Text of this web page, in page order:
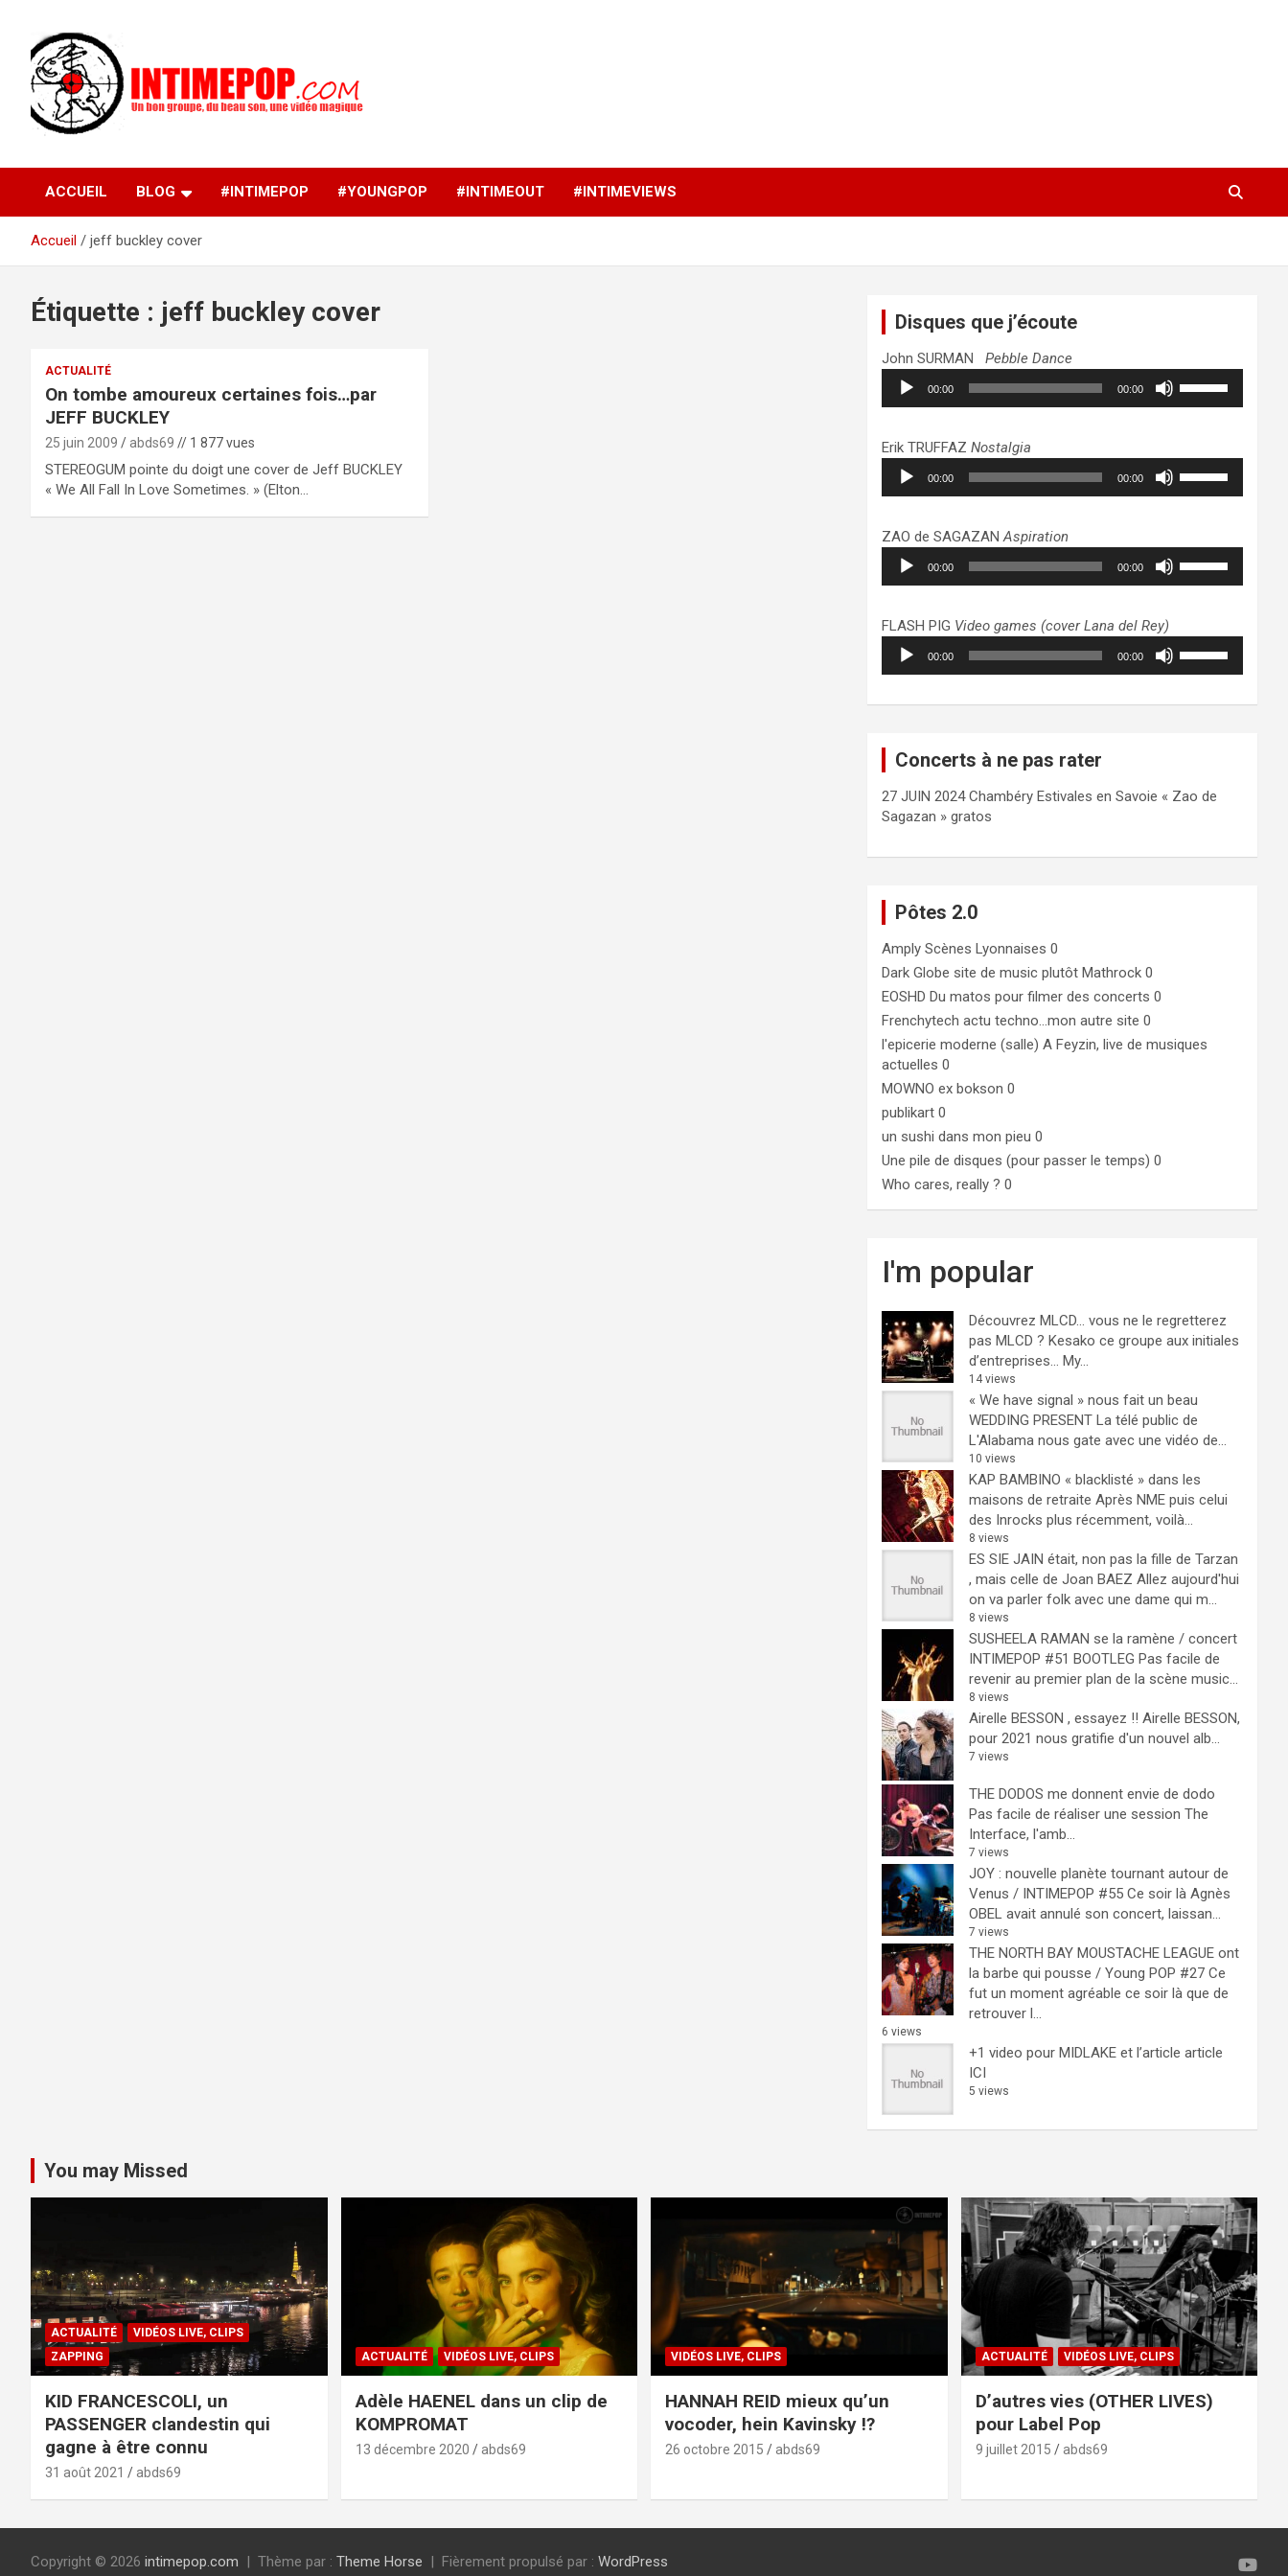
contenu
intimepop.com
musiques actuelles pop rock, post-rock, indé sur Lyon. rock pop
concert lyon
ACCUEIL BLOG #INTIMEPOP #YOUNGPOP #INTIMEOUT #INTIMEVIEWS
Accueil jeff buckley cover
Étiquette : jeff buckley cover
ACTUALITÉ
On tombe amoureux certaines fois…par
JEFF BUCKLEY
25 juin 2009 abds69 // 1 877 vues
STEREOGUM pointe du doigt une cover de Jeff BUCKLEY
« We All Fall In Love Sometimes. » (Elton…
Disques que j’écoute
John SURMANPebble Dance
Lecteur
audio
00:00 00:00
pour
augmenter
ou
volume.
Erik TRUFFAZNostalgia
Lecteur
audio
00:00 00:00
pour
augmenter
ou
volume.
ZAO de SAGAZANAspiration
Lecteur
audio
00:00 00:00
pour
augmenter
ou
FLASH PIG Video games (cover Lana del Rey)
Lecteur
audio
00:00 00:00
haut/bas
le
Concerts à ne pas rater
27 JUIN 2024 Chambéry Estivales en Savoie « Zao de
Sagazan » gratos
Pôtes 2.0
Amply Scènes Lyonnaises 0
Dark Globe site de music plutôt Mathrock 0
EOSHD Du matos pour filmer des concerts 0
Frenchytech actu techno…mon autre site 0
l'epicerie moderne (salle) A Feyzin, live de musiques
actuelles 0
MOWNO ex bokson 0
publikart 0
un sushi dans mon pieu 0
Une pile de disques (pour passer le temps) 0
Who cares, really ? 0
I'm popular
Découvrez MLCD… vous ne le regretterez
pas MLCD ? Kesako ce groupe aux initiales
d’entreprises… My...
14 views
« We have signal » nous fait un beau
WEDDING PRESENT La télé public de
L'Alabama nous gate avec une vidéo de...
10 views
KAP BAMBINO « blacklisté » dans les
maisons de retraite Après NME puis celui
des Inrocks plus récemment, voilà...
8 views
ES SIE JAIN était, non pas la fille de Tarzan
, mais celle de Joan BAEZ Allez aujourd'hui
on va parler folk avec une dame qui m...
8 views
SUSHEELA RAMAN se la ramène / concert
INTIMEPOP #51 BOOTLEG Pas facile de
revenir au premier plan de la scène music...
8 views
Airelle BESSON , essayez !! Airelle BESSON,
pour 2021 nous gratifie d'un nouvel alb...
7 views
THE DODOS me donnent envie de dodo
Pas facile de réaliser une session The
Interface, l'amb...
7 views
JOY : nouvelle planète tournant autour de
Venus / INTIMEPOP #55 Ce soir là Agnès
OBEL avait annulé son concert, laissan...
7 views
THE NORTH BAY MOUSTACHE LEAGUE ont
la barbe qui pousse / Young POP #27 Ce
fut un moment agréable ce soir là que de
retrouver l...
6 views
+1 video pour MIDLAKE et l’article article
ICI
5 views
You may Missed
ACTUALITÉ
VIDÉOS LIVE, CLIPS
ZAPPING
KID FRANCESCOLI, un
PASSENGER clandestin qui
gagne à être connu
31 août 2021 abds69
ACTUALITÉ VIDÉOS LIVE, CLIPS
Adèle HAENEL dans un clip de
KOMPROMAT
13 décembre 2020 abds69
VIDÉOS LIVE, CLIPS
HANNAH REID mieux qu’un
vocoder, hein Kavinsky !?
26 octobre 2015 abds69
ACTUALITÉ VIDÉOS LIVE, CLIPS
D’autres vies (OTHER LIVES)
pour Label Pop
9 juillet 2015 abds69
Copyright © 2026 intimepop.com Thème par : Theme Horse Fièrement propulsé par : WordPress